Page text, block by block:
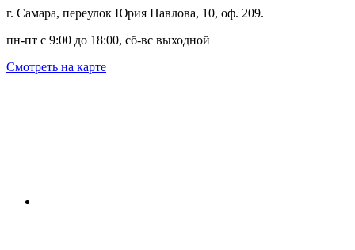
г. Самара, переулок Юрия Павлова, 10, оф. 209.
пн-пт с 9:00 до 18:00, сб-вс выходной
Смотреть на карте